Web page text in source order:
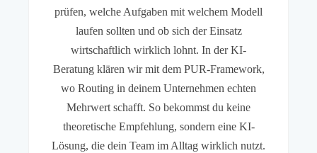
prüfen, welche Aufgaben mit welchem Modell
laufen sollten und ob sich der Einsatz
wirtschaftlich wirklich lohnt. In der KI-
Beratung klären wir mit dem PUR-Framework,
wo Routing in deinem Unternehmen echten
Mehrwert schafft. So bekommst du keine
theoretische Empfehlung, sondern eine KI-
Lösung, die dein Team im Alltag wirklich nutzt.